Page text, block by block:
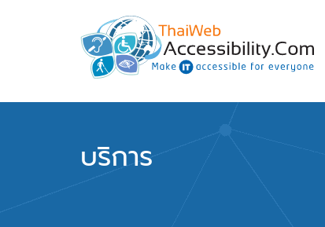
พัฒนาเว็บไซต์ที่ทุกคนเข้าถึงได้ที่แรก
บริการ